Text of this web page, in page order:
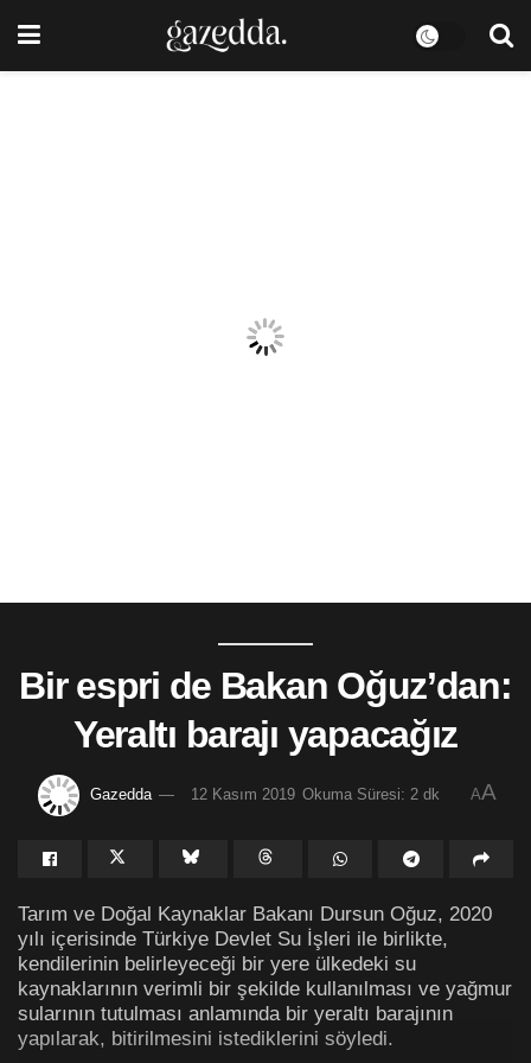
Bir espri de Bakan Oğuz’dan:
Yeraltı barajı yapacağız
Gazedda 12 Kasım 2019 Okuma Süresi: 2 dk AA
Tarım ve Doğal Kaynaklar Bakanı Dursun Oğuz, 2020
yılı içerisinde Türkiye Devlet Su İşleri ile birlikte,
kendilerinin belirleyeceği bir yere ülkedeki su
kaynaklarının verimli bir şekilde kullanılması ve yağmur
sularının tutulması anlamında bir yeraltı barajının
yapılarak, bitirilmesini istediklerini söyledi.